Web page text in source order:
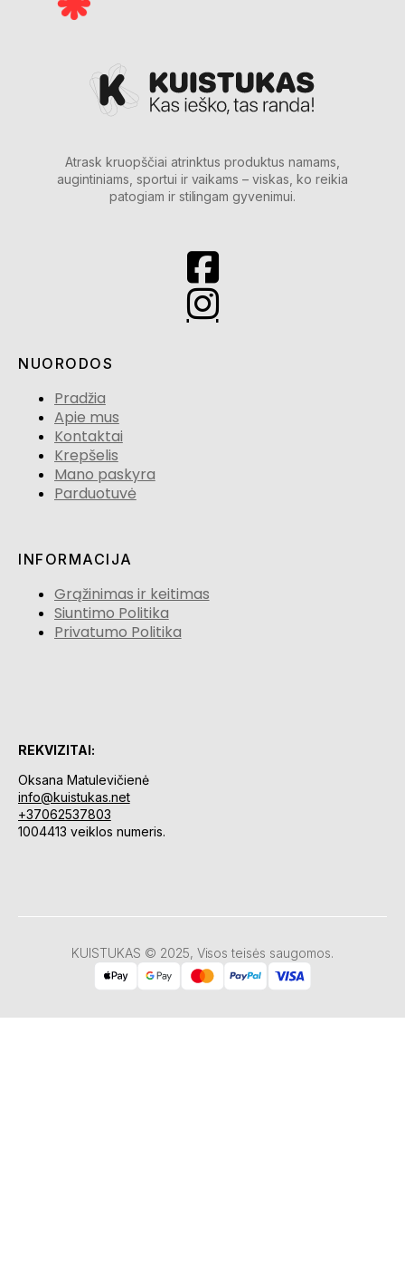
Atrask kruopščiai atrinktus produktus namams,
augintiniams, sportui ir vaikams – viskas, ko reikia
patogiam ir stilingam gyvenimui.
NUORODOS
Pradžia
Apie mus
Kontaktai
Krepšelis
Mano paskyra
Parduotuvė
INFORMACIJA
Grąžinimas ir keitimas
Siuntimo Politika
Privatumo Politika
REKVIZITAI:
Oksana Matulevičienė
info@kuistukas.net
+37062537803
1004413 veiklos numeris.
KUISTUKAS © 2025, Visos teisės saugomos.